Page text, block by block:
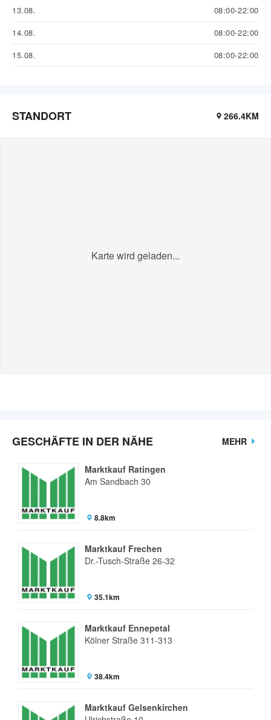
13.08.
08:00-22:00
14.08.
08:00-22:00
15.08.
08:00-22:00
STANDORT 266.4KM
Karte wird geladen...
GESCHÄFTE IN DER NÄHE MEHR
Marktkauf Ratingen
Am Sandbach 30
8.8km
Marktkauf Frechen
Dr.-Tusch-Straße 26-32
35.1km
Marktkauf Ennepetal
Kölner Straße 311-313
38.4km
Marktkauf Gelsenkirchen